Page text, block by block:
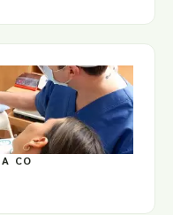
CO